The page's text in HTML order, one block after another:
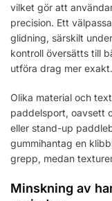
vilket gör att
precision. Ett
glidning, särskilt
kontroll översätts till
utföra drag mer exakt.
Olika material och
paddelsport, oavsett
eller stand-up
gummihantag en
grepp, medan
Minskning av